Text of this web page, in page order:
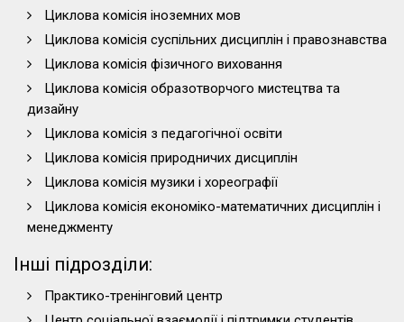
Циклова комісія іноземних мов
Циклова комісія суспільних дисциплін і правознавства
Циклова комісія фізичного виховання
Циклова комісія образотворчого мистецтва та
дизайну
Циклова комісія з педагогічної освіти
Циклова комісія природничих дисциплін
Циклова комісія музики і хореографії
Циклова комісія економіко-математичних дисциплін і
менеджменту
Інші підрозділи:
Практико-тренінговий центр